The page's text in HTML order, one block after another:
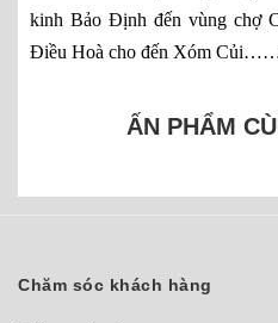
kinh Bảo Định đến vùng chợ
Điều Hoà cho đến Xóm
ẤN PHẨM
Chăm sóc khách hàng